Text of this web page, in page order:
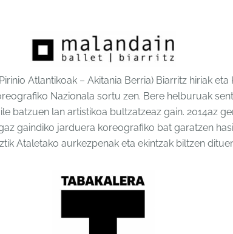
Atlantikoak – Akitania Berria) Biarritz hiriak
Nazionala sortu zen. Bere helburuak
batzuen lan artistikoa bultzatzeaz gain. 2014az
gaindiko jarduera koreografiko bat garatzen
Ataletako aurkezpenak eta ekintzak biltzen